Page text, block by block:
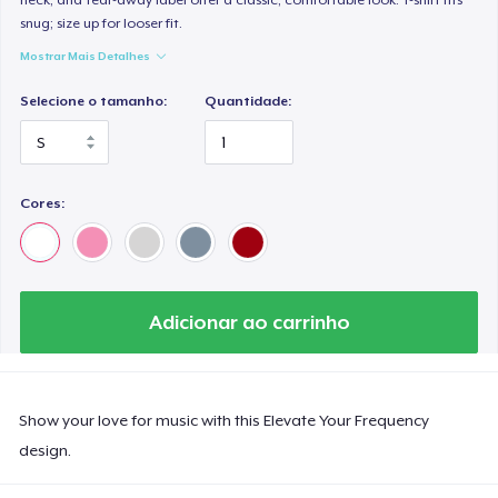
snug; size up for looser fit.
Mostrar Mais Detalhes
Selecione o tamanho: Quantidade:
Cores:
Adicionar ao carrinho
Show your love for music with this Elevate Your Frequency
design.